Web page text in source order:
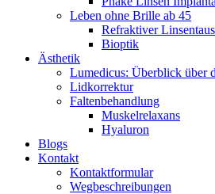
Leben ohne Brille ab 45
Refraktiver
Bioptik
Ästhetik
Lumedicus: Überblick über
Lidkorrektur
Faltenbehandlung
Muskelrelaxans
Hyaluron
Blogs
Kontakt
Kontaktformular
Wegbeschreibungen